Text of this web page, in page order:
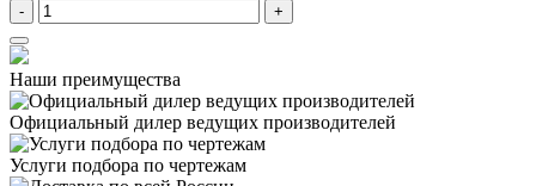
- +
Наши преимущества
Официальный дилер ведущих производителей
Услуги подбора по чертежам